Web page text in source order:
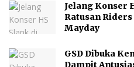
Jelang Konser
Ratusan
Mayday
GSD Dibuka
Dampit